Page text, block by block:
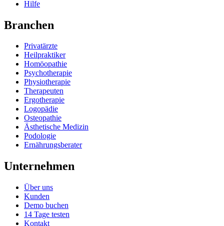
Hilfe
Branchen
Privatärzte
Heilpraktiker
Homöopathie
Psychotherapie
Physiotherapie
Therapeuten
Ergotherapie
Logopädie
Osteopathie
Ästhetische Medizin
Podologie
Ernährungsberater
Unternehmen
Über uns
Kunden
Demo buchen
14 Tage testen
Kontakt